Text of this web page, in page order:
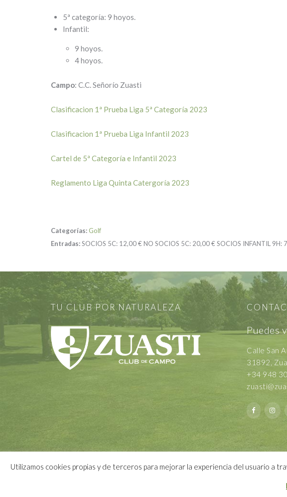
5ª categoría: 9 hoyos.
Infantil:
9 hoyos.
4 hoyos.
Campo: C.C. Señorío Zuasti
Clasificacion 1ª Prueba Liga 5ª Categoría 2023
Clasificacion 1ª Prueba Liga Infantil 2023
Cartel de 5ª Categoría e Infantil 2023
Reglamento Liga Quinta Catergoría 2023
Categorías: Golf
Entradas:SOCIOS 5C: 12,00 € NO SOCIOS 5C: 20,00 € SOCIOS INFANTIL 9H:
TU CLUB POR NATURALEZA
Puedes
Calle San
31892,
+34 948
Utilizamos cookies propias y de terceros para mejorar la experiencia del usuario a